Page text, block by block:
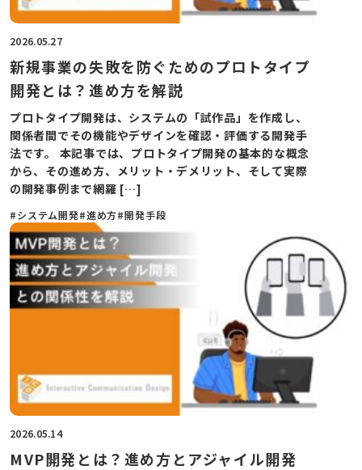
2026.05.27
新規事業の失敗を防ぐためのプロトタイプ
開発とは？進め方を解説
プロトタイプ開発は、システムの「試作品」を作成し、
関係者間でその機能やデザインを確認・評価する開発手
法です。 本記事では、プロトタイプ開発の基本的な概念
から、その進め方、メリット・デメリット、そして実際
の開発事例まで網羅 […]
#システム開発#進め方#開発手段
2026.05.14
MVP開発とは？進め方とアジャイル開発